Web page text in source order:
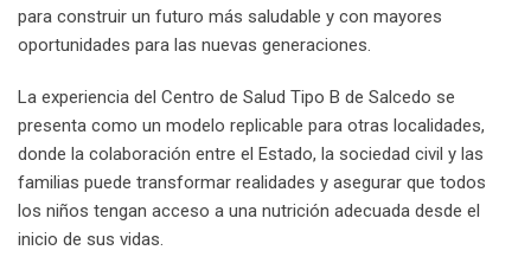
para construir un futuro más saludable y con mayores
oportunidades para las nuevas generaciones.
La experiencia del Centro de Salud Tipo B de Salcedo se
presenta como un modelo replicable para otras localidades,
donde la colaboración entre el Estado, la sociedad civil y las
familias puede transformar realidades y asegurar que todos
los niños tengan acceso a una nutrición adecuada desde el
inicio de sus vidas.